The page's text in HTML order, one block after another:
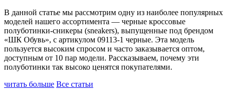
В данной статье мы рассмотрим одну из наиболее популярных
моделей нашего ассортимента — черные кроссовые
полуботинки-сникеры (sneakers), выпущенные под брендом
«ШК Обувь», с артикулом 09113-1 черные. Эта модель
пользуется высоким спросом и часто заказывается оптом,
доступным от 10 пар модели. Рассказываем, почему эти
полуботинки так высоко ценятся покупателями.
читать больше Все статьи